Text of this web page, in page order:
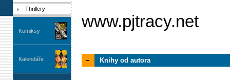
Thrillery
Komiksy
Kalendáře
www.pjtracy.net
Knihy od autora